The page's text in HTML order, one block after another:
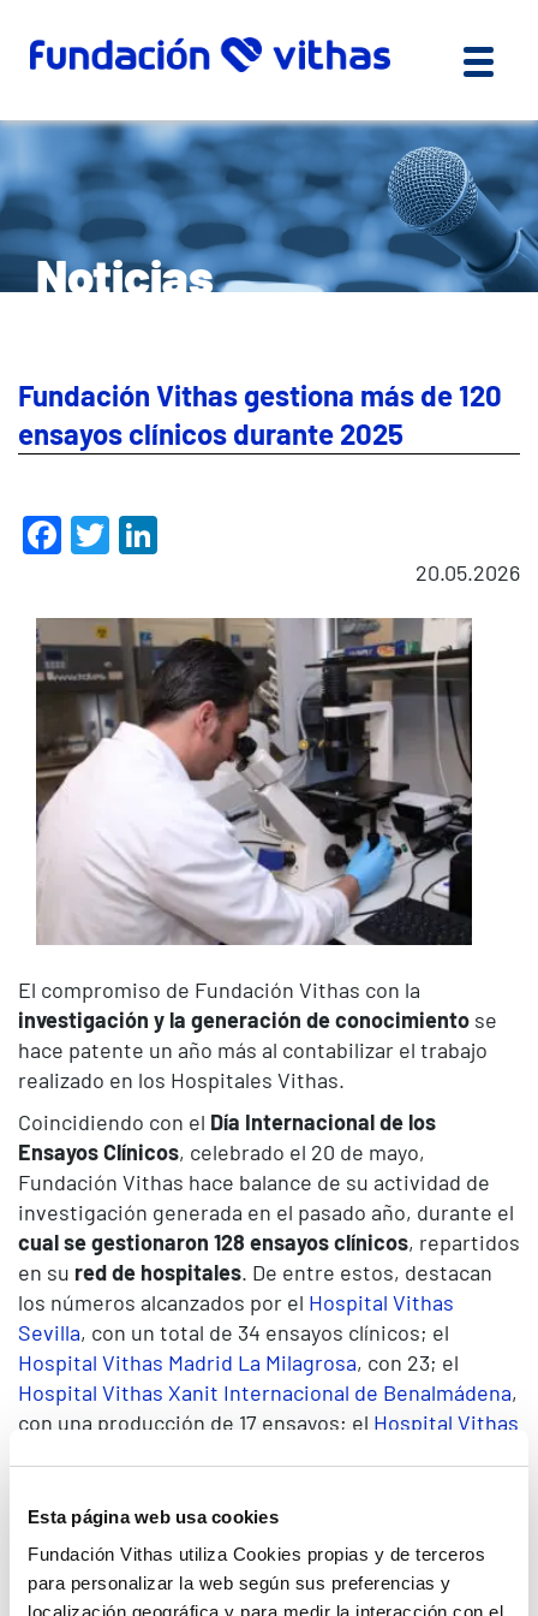
Esta página web usa cookies
Fundación Vithas utiliza Cookies propias y de terceros
para personalizar la web según sus preferencias y
localización geográfica y para medir la interacción con el
Noticias
Fundación Vithas gestiona más de 120
ensayos clínicos durante 2025
Facebook
Twitter
20.05.2026
El compromiso de Fundación Vithas con la
investigación y la generación de conocimiento se
hace patente un año más al contabilizar el trabajo
realizado en los Hospitales Vithas.
Coincidiendo con el Día Internacional de los
Ensayos Clínicos, celebrado el 20 de mayo,
Fundación Vithas hace balance de su actividad de
investigación generada en el pasado año, durante el
cual se gestionaron 128 ensayos clínicos, repartidos
en su red de hospitales. De entre estos, destacan
los números alcanzados por el Hospital Vithas
Sevilla, con un total de 34 ensayos clínicos; el
Hospital Vithas Madrid La Milagrosa, con 23; el
Hospital Vithas Xanit Internacional de Benalmádena,
con una producción de 17 ensayos; el Hospital Vithas
Durante el año 2025, se abrieron
clínicos nuevos, alcanzando la cifra de 128 en total.
En ellos han participado963 pacientes. Además, se